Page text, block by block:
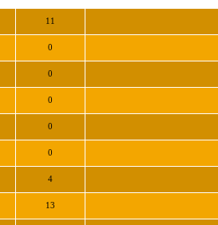
11
0
0
0
0
0
4
13